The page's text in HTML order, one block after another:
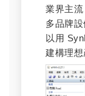
業界主
多品牌
以用
建構理想